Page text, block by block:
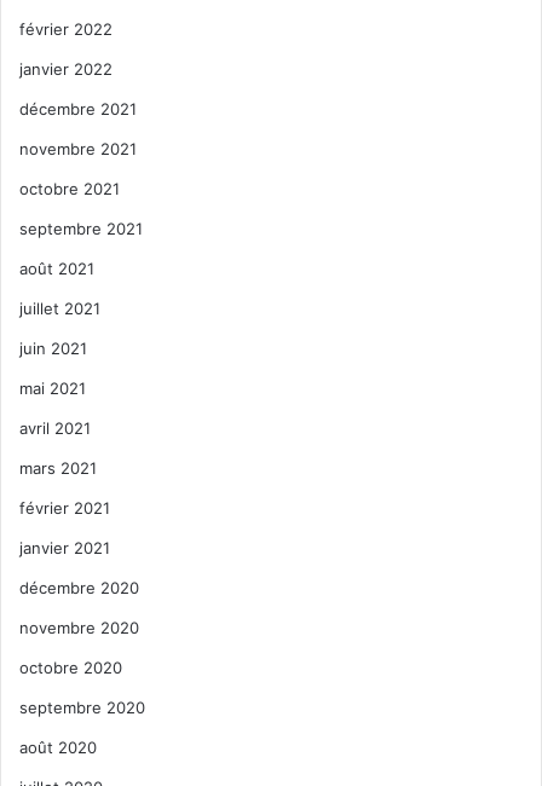
février 2022
janvier 2022
décembre 2021
novembre 2021
octobre 2021
septembre 2021
août 2021
juillet 2021
juin 2021
mai 2021
avril 2021
mars 2021
février 2021
janvier 2021
décembre 2020
novembre 2020
octobre 2020
septembre 2020
août 2020